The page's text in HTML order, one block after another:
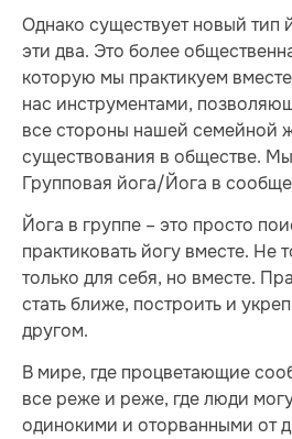
Однако существует новый
эти два. Это более
которую мы практикуем
нас инструментами,
все стороны нашей семейной
существования в обществе.
Групповая йога/Йога в
Йога в группе – это просто
практиковать йогу вместе. Не
только для себя, но вместе.
стать ближе, построить и
другом.
В мире, где процветающие
все реже и реже, где люди
одинокими и оторванными от